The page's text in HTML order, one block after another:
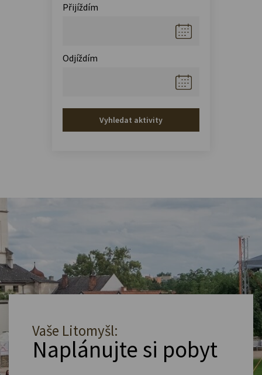
Přijíždím
Odjíždím
Vyhledat aktivity
Vaše Litomyšl:
Naplánujte si pobyt